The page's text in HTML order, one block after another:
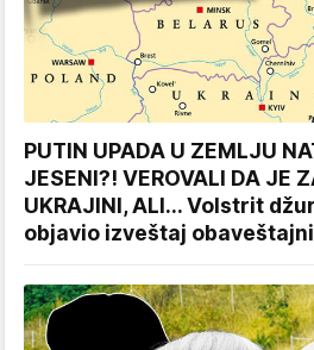
PUTIN UPADA U ZEMLJU
JESENI?! VEROVALI DA JE
UKRAJINI, ALI... Volstrit
objavio izveštaj